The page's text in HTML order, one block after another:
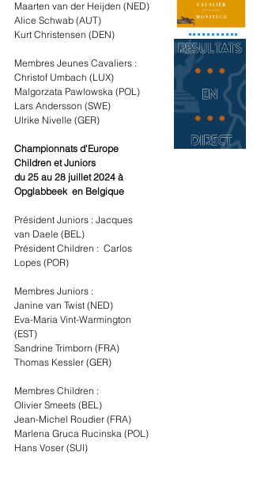
Maarten van der Heijden (NED)
Alice Schwab (AUT)
Kurt Christensen (DEN)
Membres Jeunes Cavaliers :
Christof Umbach (LUX)
Malgorzata Pawlowska (POL)
Lars Andersson (SWE)
Ulrike Nivelle (GER)
Championnats d'Europe
Children et Juniors
du 25 au 28 juillet 2024 à
Opglabbeek  en Belgique
Président Juniors : Jacques
van Daele (BEL)
Président Children :  Carlos
Lopes (POR)
Membres Juniors :
Janine van Twist (NED)
Eva-Maria Vint-Warmington
(EST)
Sandrine Trimborn (FRA)
Thomas Kessler (GER)
Membres Children :
Olivier Smeets (BEL)
Jean-Michel Roudier (FRA)
Marlena Gruca Rucinska (POL)
Hans Voser (SUI)